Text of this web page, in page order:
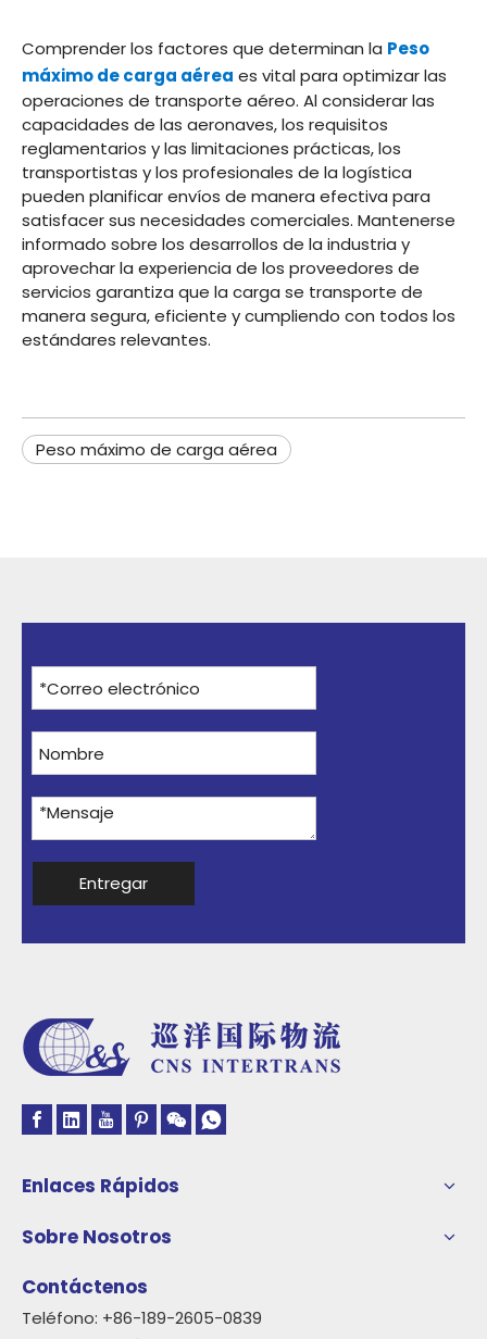
Comprender los factores que determinan la Peso
máximo de carga aérea es vital para optimizar las
operaciones de transporte aéreo. Al considerar las
capacidades de las aeronaves, los requisitos
reglamentarios y las limitaciones prácticas, los
transportistas y los profesionales de la logística
pueden planificar envíos de manera efectiva para
satisfacer sus necesidades comerciales. Mantenerse
informado sobre los desarrollos de la industria y
aprovechar la experiencia de los proveedores de
servicios garantiza que la carga se transporte de
manera segura, eficiente y cumpliendo con todos los
estándares relevantes.
Peso máximo de carga aérea
Entregar
Enlaces Rápidos
Sobre Nosotros
Contáctenos
Teléfono: +86-189-2605-0839